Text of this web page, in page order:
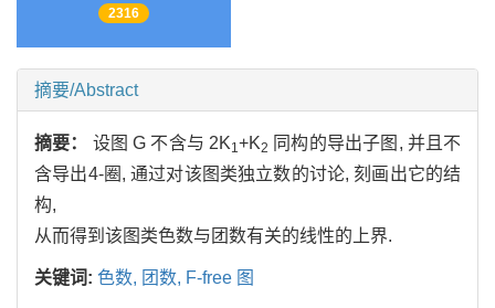
2316
摘要/Abstract
摘要： 设图 G 不含与 2K1+K2 同构的导出子图, 并且不
含导出4-圈, 通过对该图类独立数的讨论, 刻画出它的结
构,
从而得到该图类色数与团数有关的线性的上界.
关键词: 色数, 团数, F-free 图